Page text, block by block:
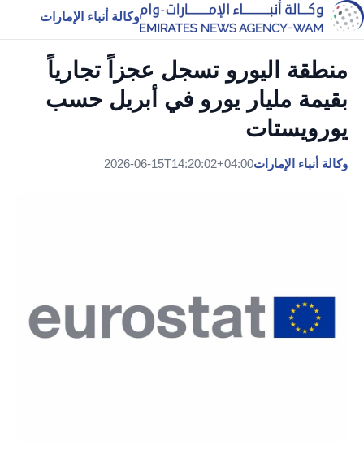
وكالة أنباء الإمارات
منطقة اليورو تسجل عجزاً تجارياً
بقيمة مليار يورو في أبريل حسب
يورويستات
وكالة أنباء الإمارات2026-06-15T14:20:02+04:00